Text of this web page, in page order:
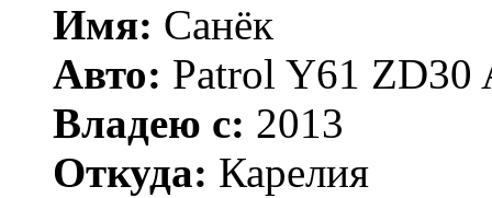
Имя: Санёк
Авто: Patrol Y61 ZD30
Владею с: 2013
Откуда: Карелия